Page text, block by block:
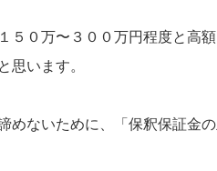
５０万〜３００万円程度と高
思います。
めないために、「保釈保証金